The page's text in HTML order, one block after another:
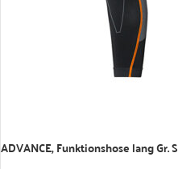
ADVANCE, Funktionshose lang Gr. S